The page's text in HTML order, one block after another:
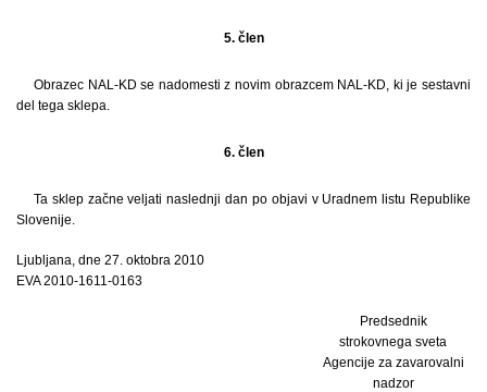
5. člen
Obrazec NAL-KD se nadomesti z novim obrazcem NAL-KD, ki je sestavni
del tega sklepa.
6. člen
Ta sklep začne veljati naslednji dan po objavi v Uradnem listu Republike
Slovenije.
Ljubljana, dne 27. oktobra 2010
EVA 2010-1611-0163
Predsednik
strokovnega sveta
Agencije za zavarovalni
nadzor